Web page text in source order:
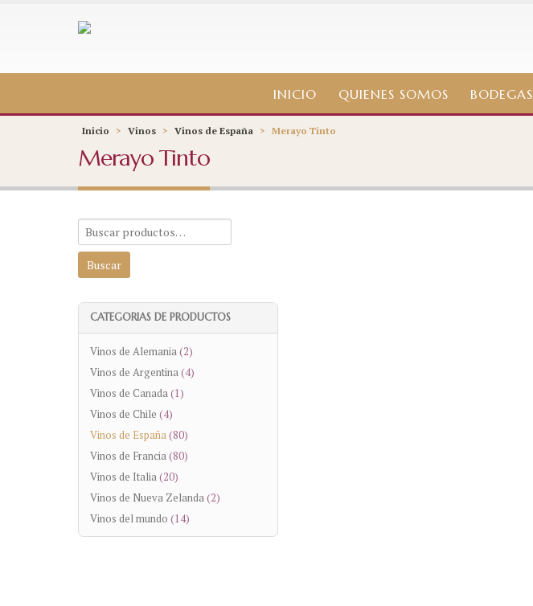
INICIO QUIENES SOMOS BODEGAS
Inicio > Vinos > Vinos de España > Merayo Tinto
Merayo Tinto
CATEGORIAS DE PRODUCTOS
Vinos de Alemania(2)
Vinos de Argentina(4)
Vinos de Canada(1)
Vinos de Chile (4)
Vinos de España(80)
Vinos de Francia(80)
Vinos de Italia(20)
Vinos de Nueva Zelanda(2)
Vinos del mundo (14)